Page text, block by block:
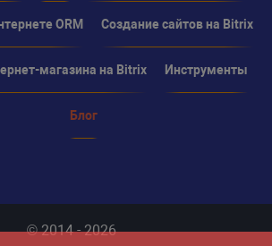
ORM Создание сайтов на Bitrix
магазина на Bitrix Инструменты
Блог
© 2014 - 2026